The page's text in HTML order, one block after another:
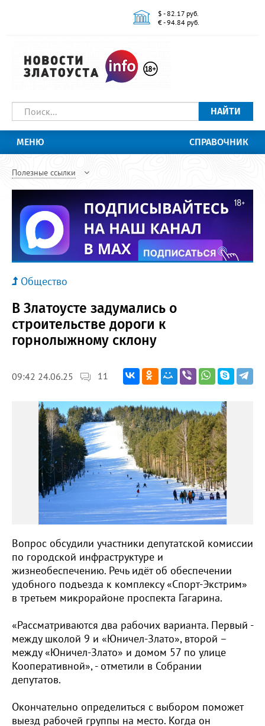
$ - 82.17 руб.
€ - 94.84 руб.
НАЙТИ
МЕНЮ СПРАВОЧНИК
Полезные ссылки
Общество
В Златоусте задумались о
строительстве дороги к
горнолыжному склону
09:42 24.06.25 11
Вопрос обсудили участники депутатской комиссии
по городской инфраструктуре и
жизнеобеспечению. Речь идёт об обеспечении
удобного подъезда к комплексу «Спорт-Экстрим»
в третьем микрорайоне проспекта Гагарина.
«Рассматриваются два рабочих варианта. Первый -
между школой 9 и «Юничел-Злато», второй –
между «Юничел-Злато» и домом 57 по улице
Кооперативной», - отметили в Собрании
депутатов.
Окончательно определиться с выбором поможет
выезд рабочей группы на место. Когда он